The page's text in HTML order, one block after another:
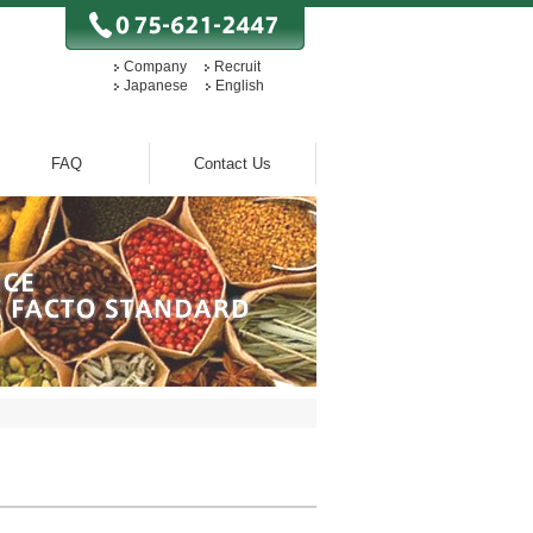
Company
Recruit
Japanese
English
FAQ Contact Us